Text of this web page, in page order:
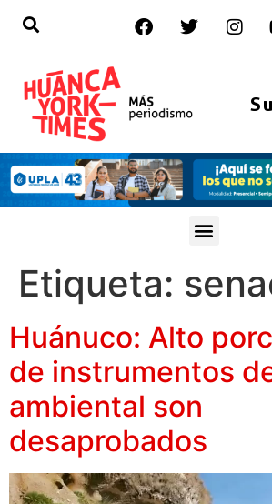
Etiqueta:
Huánuco: Alto
de instrumentos
ambiental son
desaprobados